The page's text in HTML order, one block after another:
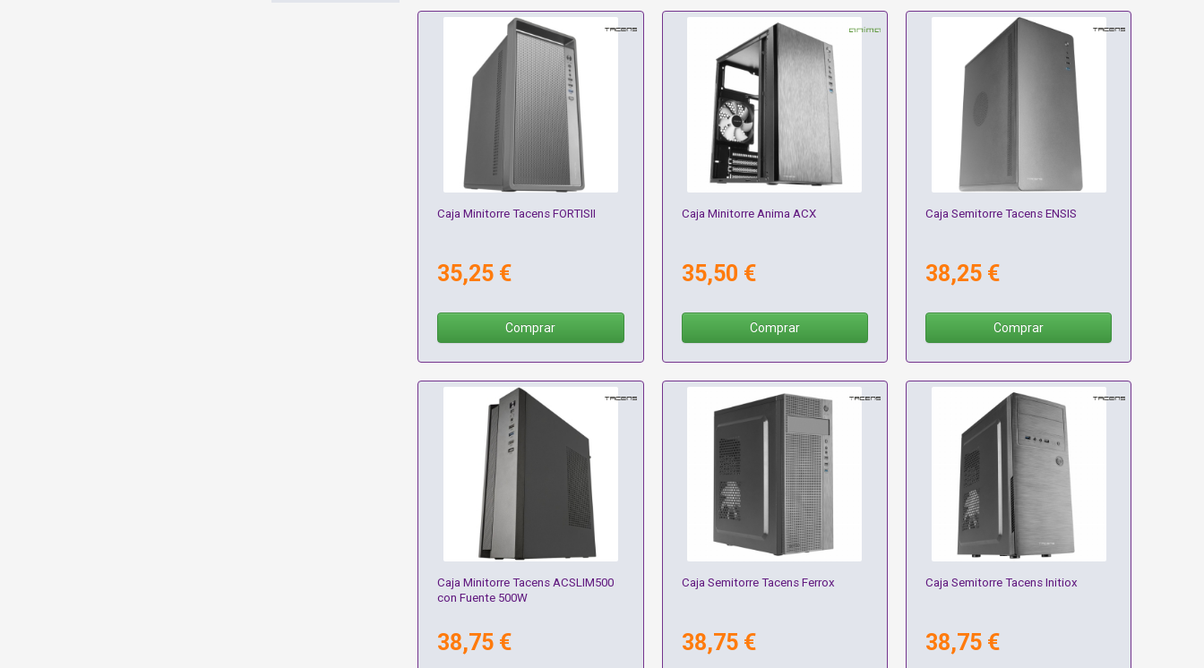
Caja Minitorre Tacens FORTISII
35,25 €
Comprar
Caja Minitorre Anima ACX
35,50 €
Comprar
Caja Semitorre Tacens ENSIS
38,25 €
Comprar
Caja Minitorre Tacens ACSLIM500
con Fuente 500W
38,75 €
Caja Semitorre Tacens Ferrox
38,75 €
Caja Semitorre Tacens Initiox
38,75 €